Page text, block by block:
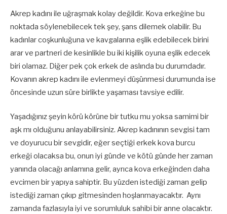
Akrep kadını ile uğraşmak kolay değildir. Kova erkeğine bu
noktada söylenebilecek tek şey, şans dilemek olabilir. Bu
kadınlar coşkunluğuna ve kavgalarına eşlik edebilecek birini
arar ve partneri de kesinlikle bu iki kişilik oyuna eşlik edecek
biri olamaz. Diğer pek çok erkek de aslında bu durumdadır.
Kovanın akrep kadını ile evlenmeyi düşünmesi durumunda ise
öncesinde uzun süre birlikte yaşaması tavsiye edilir.
Yaşadığınız şeyin körü körüne bir tutku mu yoksa samimi bir
aşk mı olduğunu anlayabilirsiniz. Akrep kadınının sevgisi tam
ve doyurucu bir sevgidir, eğer seçtiği erkek kova burcu
erkeği olacaksa bu, onun iyi günde ve kötü günde her zaman
yanında olacağı anlamına gelir, ayrıca kova erkeğinden daha
evcimen bir yapıya sahiptir. Bu yüzden istediği zaman gelip
istediği zaman çıkıp gitmesinden hoşlanmayacaktır. Aynı
zamanda fazlasıyla iyi ve sorumluluk sahibi bir anne olacaktır.